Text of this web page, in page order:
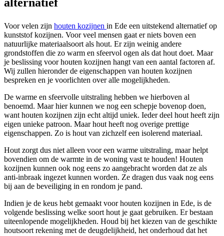
Voor velen zijn houten kozijnen in Ede een uitstekend alternatief op
kunststof kozijnen. Voor veel mensen gaat er niets boven een
natuurlijke materiaalsoort als hout. Er zijn weinig andere
grondstoffen die zo warm en sfeervol ogen als dat hout doet. Maar
je beslissing voor houten kozijnen hangt van een aantal factoren af.
Wij zullen hieronder de eigenschappen van houten kozijnen
bespreken en je voorlichten over alle mogelijkheden.
De warme en sfeervolle uitstraling hebben we hierboven al
benoemd. Maar hier kunnen we nog een schepje bovenop doen,
want houten kozijnen zijn echt altijd uniek. Ieder deel hout heeft zijn
eigen unieke patroon. Maar hout heeft nog overige prettige
eigenschappen. Zo is hout van zichzelf een isolerend materiaal.
Hout zorgt dus niet alleen voor een warme uitstraling, maar helpt
bovendien om de warmte in de woning vast te houden! Houten
kozijnen kunnen ook nog eens zo aangebracht worden dat ze als
anti-inbraak ingezet kunnen worden. Ze dragen dus vaak nog eens
bij aan de beveiliging in en rondom je pand.
Indien je de keus hebt gemaakt voor houten kozijnen in Ede, is de
volgende beslissing welke soort hout je gaat gebruiken. Er bestaan
uiteenlopende mogelijkheden. Houd bij het kiezen van de geschikte
houtsoort rekening met de deugdelijkheid, het onderhoud dat het